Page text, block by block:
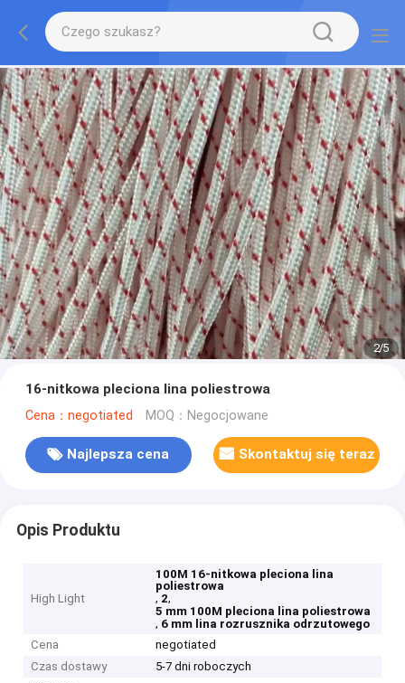
2/5
16-nitkowa pleciona lina poliestrowa
Cena：negotiated MOQ：Negocjowane
Najlepsza cena Skontaktuj się teraz
Opis Produktu
High Light
100M 16-nitkowa pleciona lina
poliestrowa
, 2,
5 mm 100M pleciona lina poliestrowa
, 6 mm lina rozrusznika odrzutowego
Cena
negotiated
Czas dostawy
5-7 dni roboczych